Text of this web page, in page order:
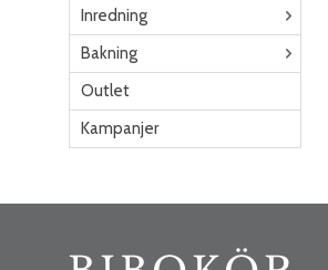
Inredning
Bakning
Outlet
Kampanjer